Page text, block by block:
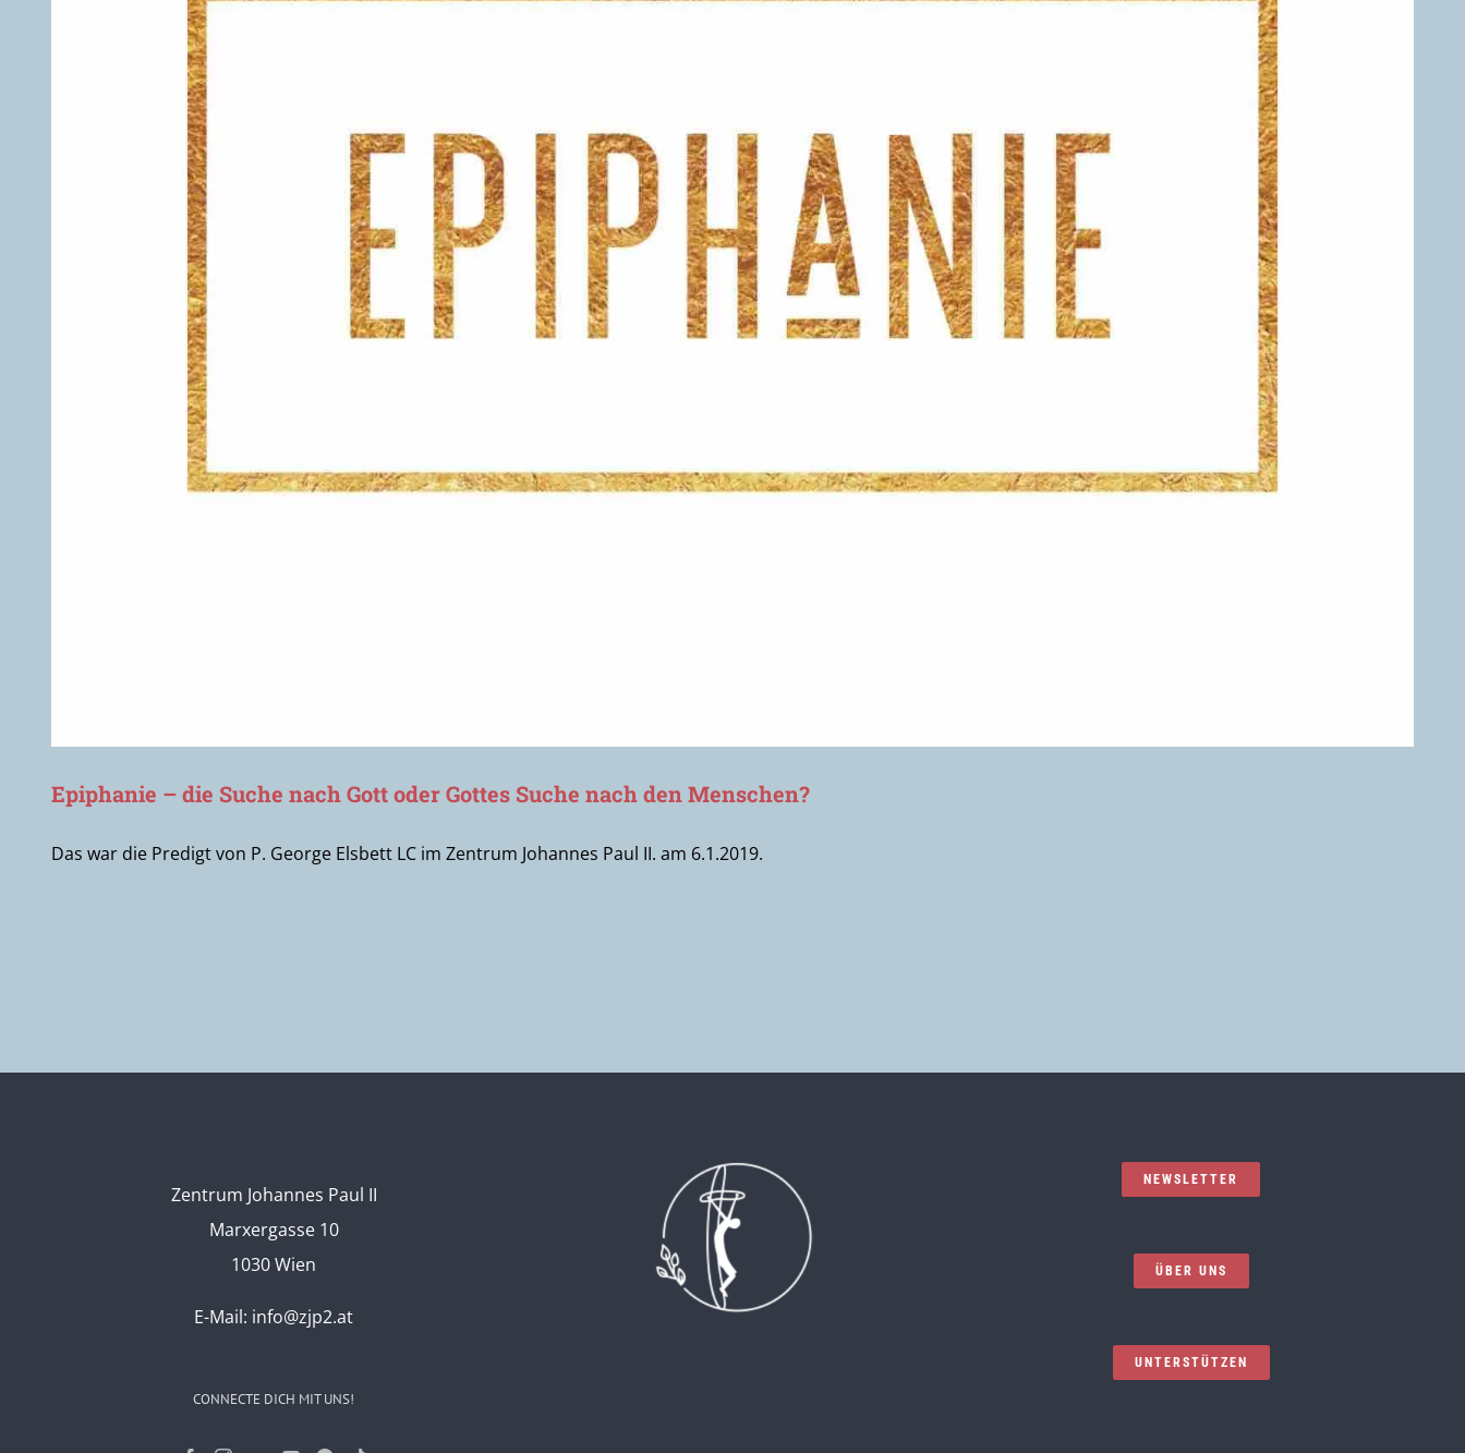
Epiphanie – die Suche nach Gott oder Gottes Suche nach den Menschen?
Das war die Predigt von P. George Elsbett LC im Zentrum Johannes Paul II. am 6.1.2019.
Zentrum Johannes Paul II
Marxergasse 10
1030 Wien
E-Mail: info@zjp2.at
CONNECTE DICH MIT UNS!
NEWSLETTER
ÜBER UNS
UNTERSTÜTZEN